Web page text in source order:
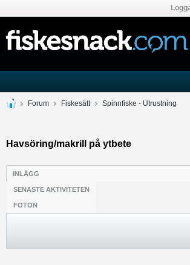
Forum Fiskesätt Spinnfiske - Utrustning
Havsöring/makrill på ytbete
INLÄGG
SENASTE AKTIVITETEN
FOTON